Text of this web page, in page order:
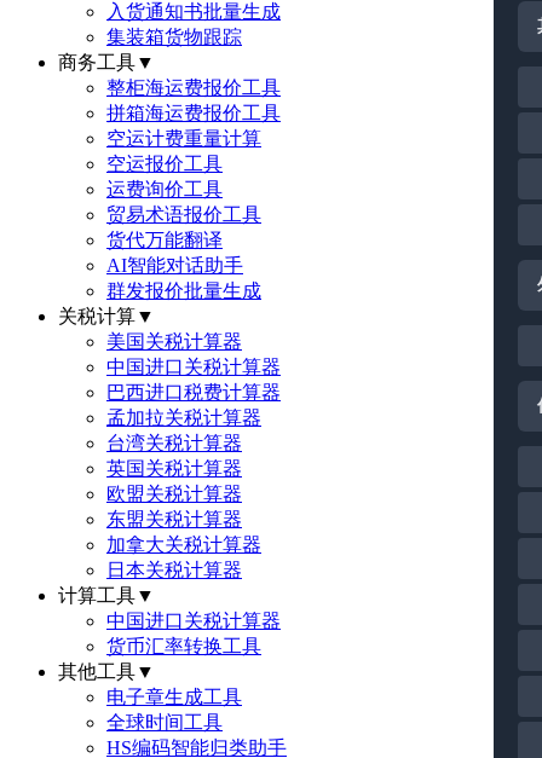
入货通知书批量生成
集装箱货物跟踪
商务工具▼
整柜海运费报价工具
拼箱海运费报价工具
空运计费重量计算
空运报价工具
运费询价工具
贸易术语报价工具
货代万能翻译
AI智能对话助手
群发报价批量生成
关税计算▼
美国关税计算器
中国进口关税计算器
巴西进口税费计算器
孟加拉关税计算器
台湾关税计算器
英国关税计算器
欧盟关税计算器
东盟关税计算器
加拿大关税计算器
日本关税计算器
计算工具▼
中国进口关税计算器
货币汇率转换工具
其他工具▼
电子章生成工具
全球时间工具
HS编码智能归类助手